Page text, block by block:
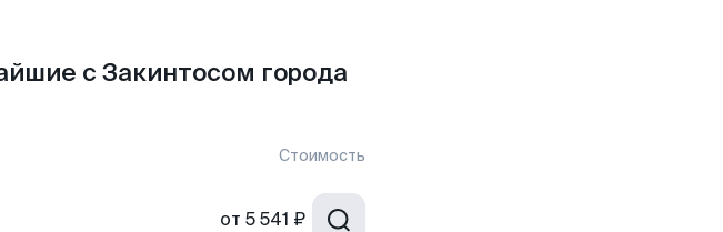
с Закинтосом города
Стоимость
от 5 541 ₽